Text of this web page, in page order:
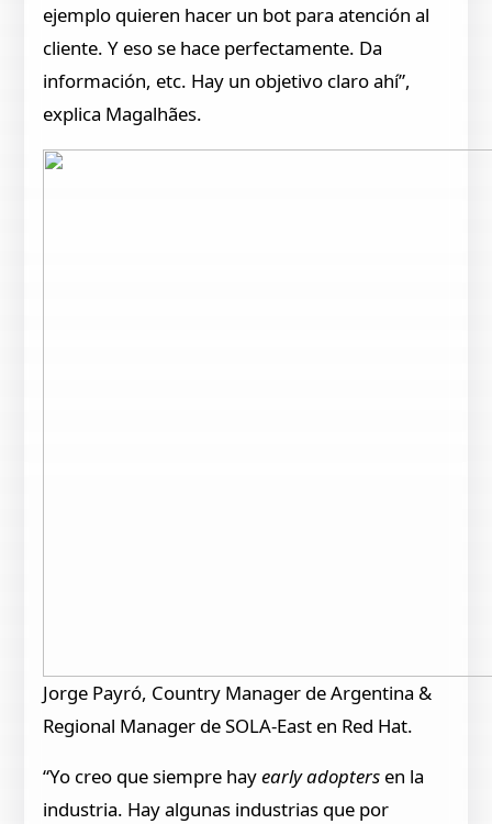
ejemplo quieren hacer un bot para atención al
cliente. Y eso se hace perfectamente. Da
información, etc. Hay un objetivo claro ahí”,
explica Magalhães.
Jorge Payró, Country Manager de Argentina &
Regional Manager de SOLA-East en Red Hat.
“Yo creo que siempre hayearly adopters en la
industria. Hay algunas industrias que por